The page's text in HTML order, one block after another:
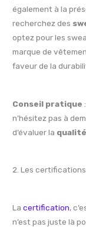
également à la
recherchez des
optez pour les
marque de
faveur de la
Conseil pratique
n’hésitez pas à
d’évaluer la
2. Les
Lacertification,
n’est pas juste là